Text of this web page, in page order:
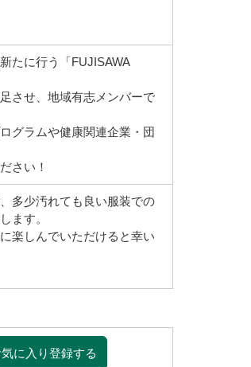
たに行う「FUJISAWA
させ、地域有志メンバーで
グラムや健康関連企業・団
さい！
多少汚れても良い服装での
ます。
楽しんでいただけると幸い
に入り登録する